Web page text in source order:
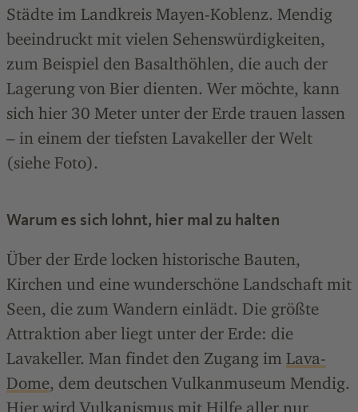
Städte im Landkreis Mayen-Koblenz. Mendig
beeindruckt mit vielen Sehenswürdigkeiten,
zum Beispiel den Basalthöhlen, die auch der
Lagerung von Bier dienten. Wer möchte, kann
sich hier 30 Meter unter der Erde trauen lassen
– in einem der tiefsten Lavakeller der Welt
(siehe Foto).
Warum es sich lohnt, hier mal zu halten
Über der Erde locken historische Bauten,
Kirchen und eine wunderschöne Landschaft mit
Seen, die zum Wandern einlädt. Die größte
Attraktion aber liegt unter der Erde: die
Lavakeller. Man findet den Zugang im Lava-
Dome, dem deutschen Vulkanmuseum Mendig.
Hier wird Vulkanismus mit Hilfe aller nur